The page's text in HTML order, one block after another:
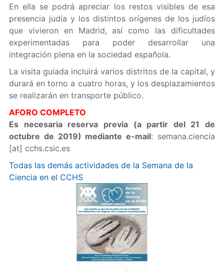
En ella se podrá apreciar los restos visibles de esa
presencia judía y los distintos orígenes de los judíos
que vivieron en Madrid, así como las dificultades
experimentadas para poder desarrollar una
integración plena en la sociedad española.
La visita guiada incluirá varios distritos de la capital, y
durará en torno a cuatro horas, y los desplazamientos
se realizarán en transporte público.
AFORO COMPLETO
Es necesaria reserva previa (a partir del 21 de
octubre de 2019) mediante e-mail: semana.ciencia
[at] cchs.csic.es
Todas las demás actividades de la Semana de la
Ciencia en el CCHS